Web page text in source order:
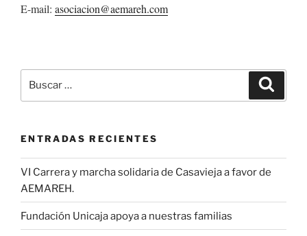
E-mail: asociacion@aemareh.com
por:
ENTRADAS RECIENTES
VI Carrera y marcha solidaria de Casavieja a favor de
AEMAREH.
Fundación Unicaja apoya a nuestras familias